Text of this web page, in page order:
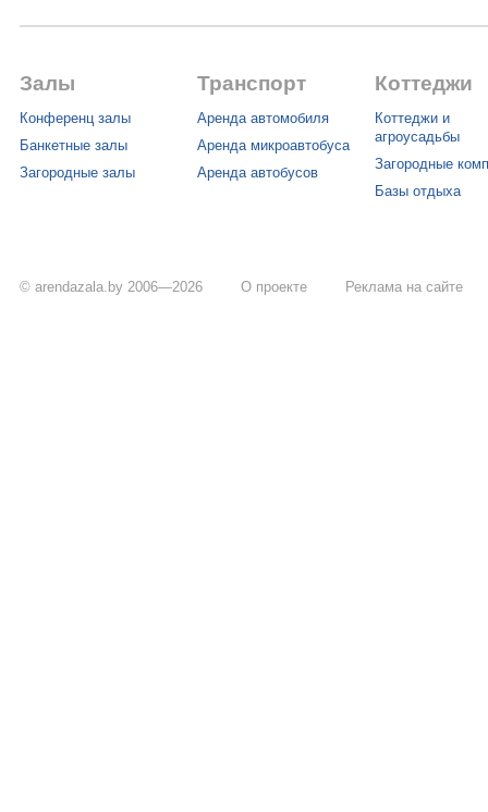
Залы
Конференц залы
Банкетные залы
Загородные залы
Транспорт
Аренда автомобиля
Аренда микроавтобуса
Аренда автобусов
Коттеджи
Коттеджи и
агроусадьбы
Загородные
Базы отдыха
© arendazala.by 2006—2026 О проекте Реклама на сайте